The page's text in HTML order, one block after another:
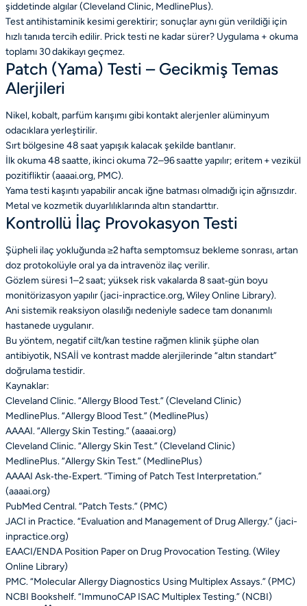
şiddetinde algılar (Cleveland Clinic, MedlinePlus).
Test antihistaminik kesimi gerektirir; sonuçlar aynı gün verildiği için
hızlı tanıda tercih edilir. Prick testi ne kadar sürer? Uygulama + okuma
toplamı 30 dakikayı geçmez.
Patch (Yama) Testi – Gecikmiş Temas
Alerjileri
Nikel, kobalt, parfüm karışımı gibi kontakt alerjenler alüminyum
odacıklara yerleştirilir.
Sırt bölgesine 48 saat yapışık kalacak şekilde bantlanır.
İlk okuma 48 saatte, ikinci okuma 72–96 saatte yapılır; eritem + vezikül
pozitifliktir (aaaai.org, PMC).
Yama testi kaşıntı yapabilir ancak iğne batması olmadığı için ağrısızdır.
Metal ve kozmetik duyarlılıklarında altın standarttır.
Kontrollü İlaç Provokasyon Testi
Şüpheli ilaç yokluğunda ≥2 hafta semptomsuz bekleme sonrası, artan
doz protokolüyle oral ya da intravenöz ilaç verilir.
Gözlem süresi 1–2 saat; yüksek risk vakalarda 8 saat‑gün boyu
monitörizasyon yapılır (jaci-inpractice.org, Wiley Online Library).
Ani sistemik reaksiyon olasılığı nedeniyle sadece tam donanımlı
hastanede uygulanır.
Bu yöntem, negatif cilt/kan testine rağmen klinik şüphe olan
antibiyotik, NSAİİ ve kontrast madde alerjilerinde “altın standart”
doğrulama testidir.
Kaynaklar:
Cleveland Clinic. “Allergy Blood Test.” (Cleveland Clinic)
MedlinePlus. “Allergy Blood Test.” (MedlinePlus)
AAAAI. “Allergy Skin Testing.” (aaaai.org)
Cleveland Clinic. “Allergy Skin Test.” (Cleveland Clinic)
MedlinePlus. “Allergy Skin Test.” (MedlinePlus)
AAAAI Ask‑the‑Expert. “Timing of Patch Test Interpretation.”
(aaaai.org)
PubMed Central. “Patch Tests.” (PMC)
JACI in Practice. “Evaluation and Management of Drug Allergy.” (jaci-
inpractice.org)
EAACI/ENDA Position Paper on Drug Provocation Testing. (Wiley
Online Library)
PMC. “Molecular Allergy Diagnostics Using Multiplex Assays.” (PMC)
NCBI Bookshelf. “ImmunoCAP ISAC Multiplex Testing.” (NCBI)